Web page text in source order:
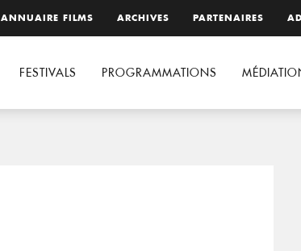
ANNUAIRE FILMS ARCHIVES PARTENAIRES
FESTIVALS PROGRAMMATIONS